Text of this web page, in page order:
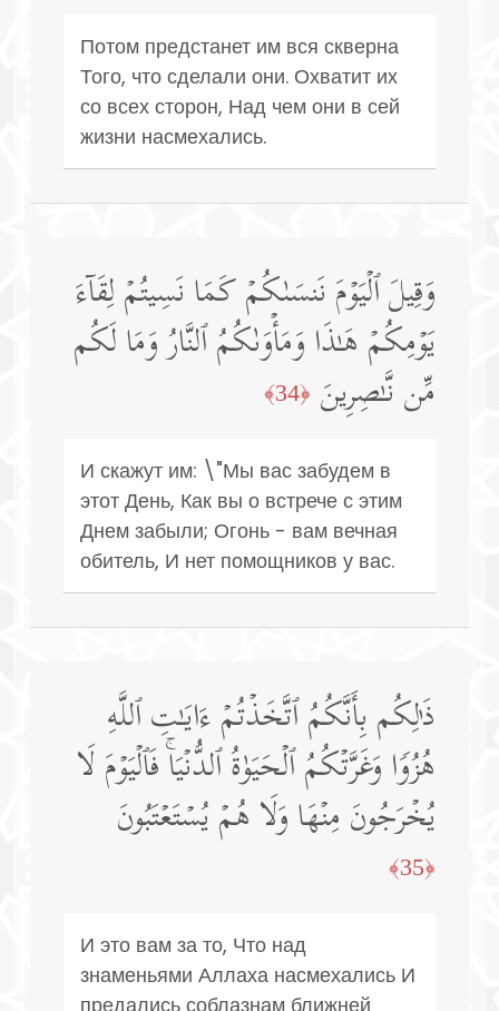
Потом предстанет им вся скверна
Того, что сделали они. Охватит их
со всех сторон, Над чем они в сей
жизни насмехались.
وَقِیلَ ٱلۡیَوۡمَ نَنسَىٰكُمۡ كَمَا نَسِیتُمۡ لِقَاۤءَ
یَوۡمِكُمۡ هَـٰذَا وَمَأۡوَىٰكُمُ ٱلنَّارُ وَمَا لَكُم
مِّن نَّـٰصِرِینَ ﴿34﴾
И скажут им: \"Мы вас забудем в
этот День, Как вы о встрече с этим
Днем забыли; Огонь - вам вечная
обитель, И нет помощников у вас.
ذَ ٰ⁠لِكُم بِأَنَّكُمُ ٱتَّخَذۡتُمۡ ءَایَـٰتِ ٱللَّهِ
هُزُوࣰا وَغَرَّتۡكُمُ ٱلۡحَیَوٰةُ ٱلدُّنۡیَاۚ فَٱلۡیَوۡمَ لَا
یُخۡرَجُونَ مِنۡهَا وَلَا هُمۡ یُسۡتَعۡتَبُونَ
﴿35﴾
И это вам за то, Что над
знаменьями Аллаха насмехались И
предались соблазнам ближней